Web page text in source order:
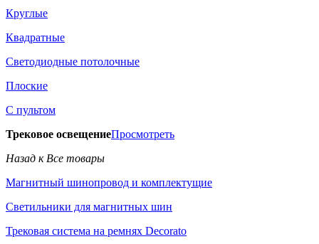
Круглые
Квадратные
Светодиодные потолочные
Плоские
С пультом
Трековое освещениеПросмотреть
Назад к Все товары
Магнитный шинопровод и комплектущие
Светильники для магнитных шин
Трековая система на ремнях Decorato